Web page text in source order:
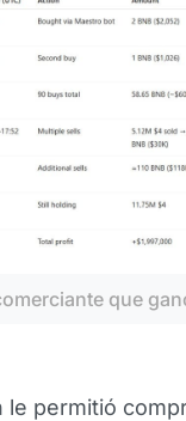
que
le permitió